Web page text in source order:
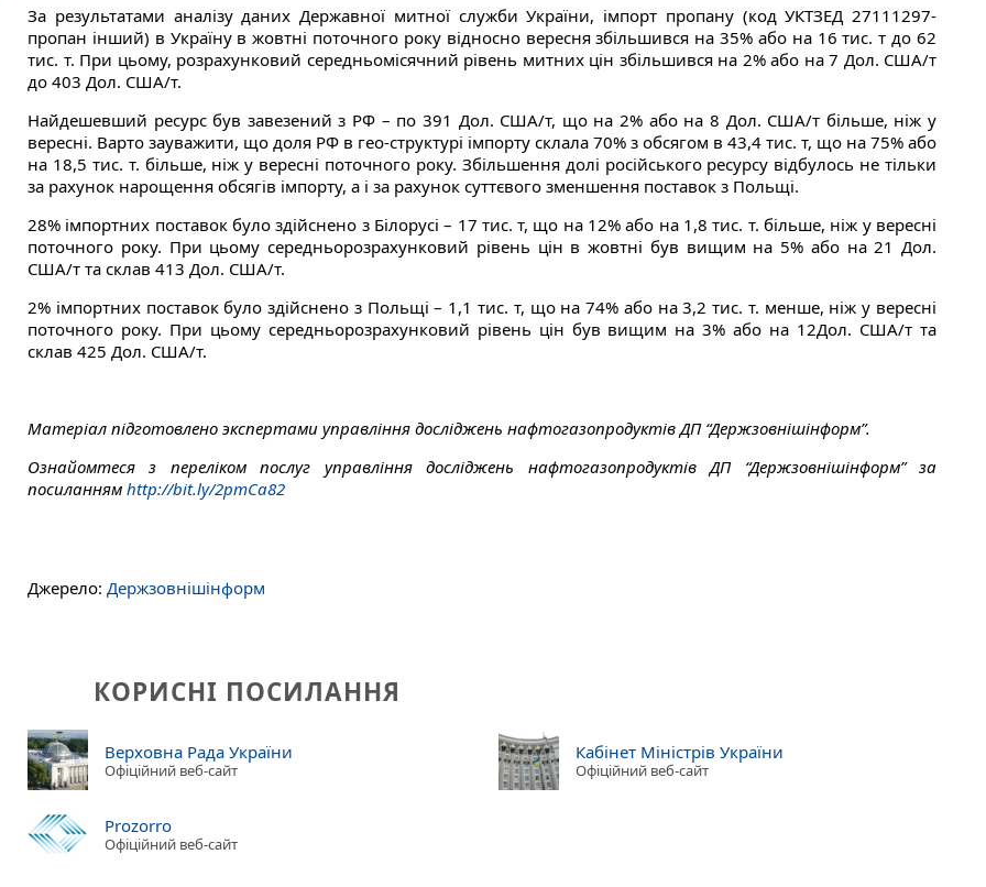
За результатами аналізу даних Державної митної служби України, імпорт пропану (код УКТЗЕД 27111297-
пропан інший) в Україну в жовтні поточного року відносно вересня збільшився на 35% або на 16 тис. т до 62
тис. т. При цьому, розрахунковий середньомісячний рівень митних цін збільшився на 2% або на 7 Дол. США/т
до 403 Дол. США/т.
Найдешевший ресурс був завезений з РФ – по 391 Дол. США/т, що на 2% або на 8 Дол. США/т більше, ніж у
вересні. Варто зауважити, що доля РФ в гео-структурі імпорту склала 70% з обсягом в 43,4 тис. т, що на 75% або
на 18,5 тис. т. більше, ніж у вересні поточного року. Збільшення долі російського ресурсу відбулось не тільки
за рахунок нарощення обсягів імпорту, а і за рахунок суттєвого зменшення поставок з Польщі.
28% імпортних поставок було здійснено з Білорусі – 17 тис. т, що на 12% або на 1,8 тис. т. більше, ніж у вересні
поточного року. При цьому середньорозрахунковий рівень цін в жовтні був вищим на 5% або на 21 Дол.
США/т та склав 413 Дол. США/т.
2% імпортних поставок було здійснено з Польщі – 1,1 тис. т, що на 74% або на 3,2 тис. т. менше, ніж у вересні
поточного року. При цьому середньорозрахунковий рівень цін був вищим на 3% або на 12Дол. США/т та
склав 425 Дол. США/т.
Матеріал підготовлено экспертами управління досліджень нафтогазопродуктів ДП “Держзовнішінформ”.
Ознайомтеся з переліком послуг управління досліджень нафтогазопродуктів ДП “Держзовнішінформ” за
посиланням http://bit.ly/2pmCa82
Джерело: Держзовнішінформ
КОРИСНІ ПОСИЛАННЯ
Верховна Рада України
Офіційний веб-сайт
Кабінет Міністрів України
Офіційний веб-сайт
Prozorro
Офіційний веб-сайт